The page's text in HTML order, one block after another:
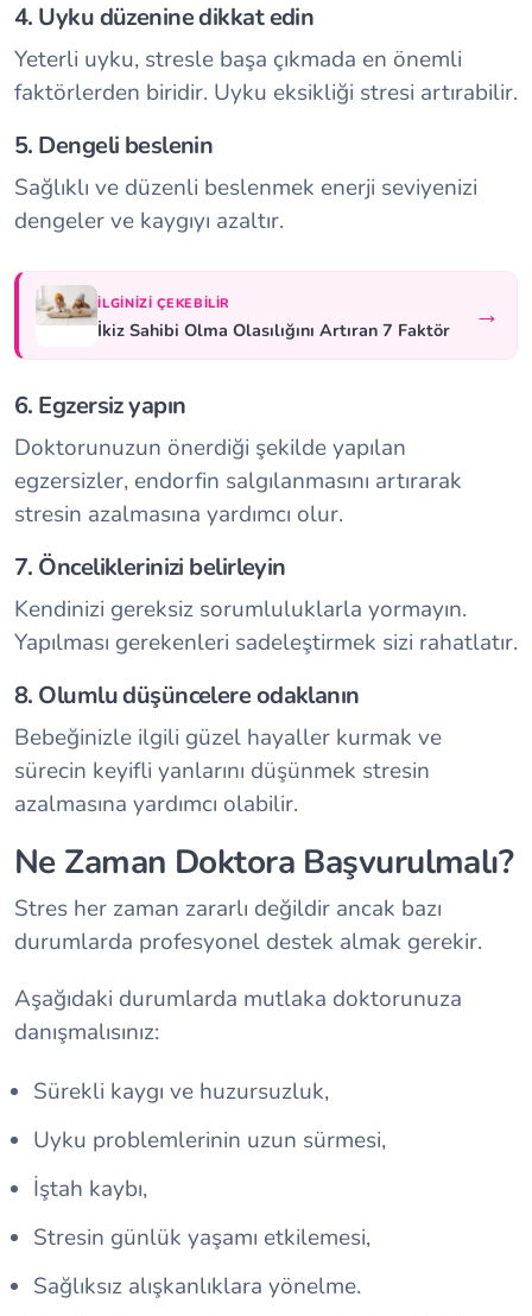
4. Uyku düzenine dikkat edin
Yeterli uyku, stresle başa çıkmada en önemli
faktörlerden biridir. Uyku eksikliği stresi artırabilir.
5. Dengeli beslenin
Sağlıklı ve düzenli beslenmek enerji seviyenizi
dengeler ve kaygıyı azaltır.
İLGINIZI ÇEKEBILIR
İkiz Sahibi Olma Olasılığını Artıran 7 Faktör →
6. Egzersiz yapın
Doktorunuzun önerdiği şekilde yapılan
egzersizler, endorfin salgılanmasını artırarak
stresin azalmasına yardımcı olur.
7. Önceliklerinizi belirleyin
Kendinizi gereksiz sorumluluklarla yormayın.
Yapılması gerekenleri sadeleştirmek sizi rahatlatır.
8. Olumlu düşüncelere odaklanın
Bebeğinizle ilgili güzel hayaller kurmak ve
sürecin keyifli yanlarını düşünmek stresin
azalmasına yardımcı olabilir.
Ne Zaman Doktora Başvurulmalı?
Stres her zaman zararlı değildir ancak bazı
durumlarda profesyonel destek almak gerekir.
Aşağıdaki durumlarda mutlaka doktorunuza
danışmalısınız:
Sürekli kaygı ve huzursuzluk,
Uyku problemlerinin uzun sürmesi,
İştah kaybı,
Stresin günlük yaşamı etkilemesi,
Sağlıksız alışkanlıklara yönelme.